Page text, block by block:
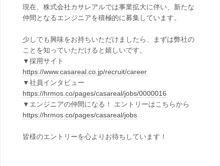
現在、株式会社カサレアルでは事業拡大に伴い、新たな
仲間となるエンジニアを積極的に募集しています。
少しでも興味をお持ちいただけましたら、まずは弊社の
ことを知っていただけると嬉しいです。
▼採用サイト
https://www.casareal.co.jp/recruit/career
▼社員インタビュー
https://hrmos.co/pages/casareal/jobs/0000016
▼エンジニアの仲間になる！ エントリーはこちらから
https://hrmos.co/pages/casareal/jobs
皆様のエントリーを心よりお待ちしています！